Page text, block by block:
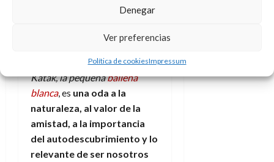
Denegar
Ver preferencias
Política de cookiesImpressum
aparece en pantalla sirve a la
sentimiento que trata de
Katak, la pequeñaballena
blanca, es una oda a la
naturaleza, al valor de la
amistad, a la importancia
del autodescubrimiento y lo
relevante de ser nosotros